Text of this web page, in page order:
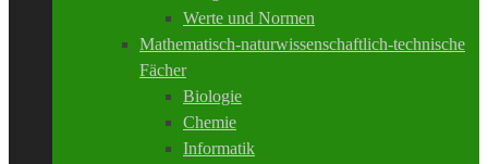
Werte und Normen
Mathematisch-naturwissenschaftlich-technische
Fächer
Biologie
Chemie
Informatik